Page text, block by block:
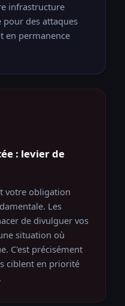
infrastructure
pour des attaques
en permanence
: levier de
votre obligation
Les
de divulguer vos
situation où
C'est précisément
ciblent en priorité